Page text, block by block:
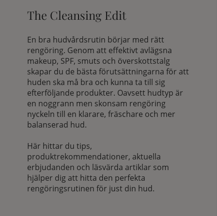
The Cleansing Edit
En bra hudvårdsrutin börjar med rätt
rengöring. Genom att effektivt avlägsna
makeup, SPF, smuts och överskottstalg
skapar du de bästa förutsättningarna för att
huden ska må bra och kunna ta till sig
efterföljande produkter. Oavsett hudtyp är
en noggrann men skonsam rengöring
nyckeln till en klarare, fräschare och mer
balanserad hud.
Här hittar du tips,
produktrekommendationer, aktuella
erbjudanden och läsvärda artiklar som
hjälper dig att hitta den perfekta
rengöringsrutinen för just din hud.